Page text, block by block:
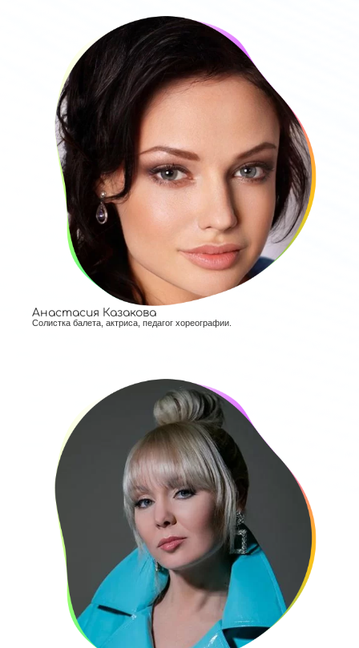
Анастасия Казакова
Солистка балета, актриса, педагог хореографии.